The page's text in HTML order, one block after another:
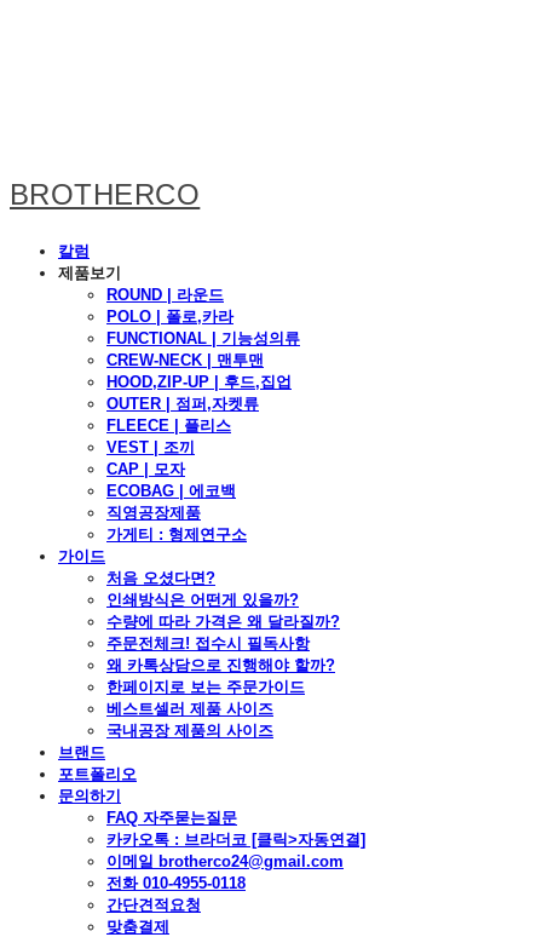
BROTHERCO
칼럼
제품보기
ROUND | 라운드
POLO | 폴로,카라
FUNCTIONAL | 기능성의류
CREW-NECK | 맨투맨
HOOD,ZIP-UP | 후드,집업
OUTER | 점퍼,자켓류
FLEECE | 플리스
VEST | 조끼
CAP | 모자
ECOBAG | 에코백
직영공장제품
가게티 : 형제연구소
가이드
처음 오셨다면?
인쇄방식은 어떤게 있을까?
수량에 따라 가격은 왜 달라질까?
주문전체크! 접수시 필독사항
왜 카톡상담으로 진행해야 할까?
한페이지로 보는 주문가이드
베스트셀러 제품 사이즈
국내공장 제품의 사이즈
브랜드
포트폴리오
문의하기
FAQ 자주묻는질문
카카오톡 : 브라더코 [클릭>자동연결]
이메일 brotherco24@gmail.com
전화 010-4955-0118
간단견적요청
맞춤결제